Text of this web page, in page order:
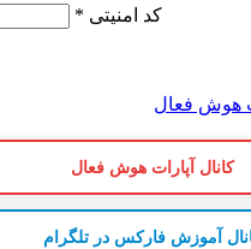
کد امنیتی *
کانال آپارات هوش فعال
آموزش فارکس در تلگرام